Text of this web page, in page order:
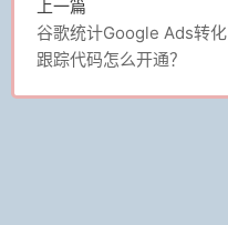
上一篇
谷歌统计Google Ads转化
跟踪代码怎么开通？